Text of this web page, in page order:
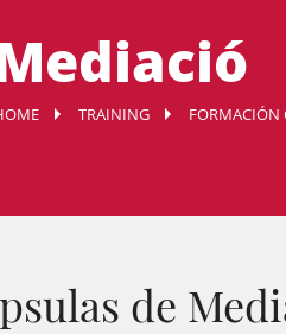
TRAINING FORMACIÓN
de